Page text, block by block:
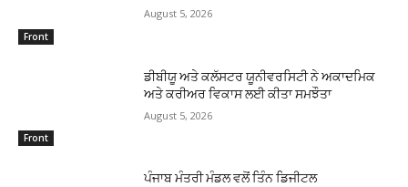
Front
August 5, 2026
Front
ਡੀਬੀਯੂ ਅਤੇ ਕਲੱਸਟਰ ਯੂਨੀਵਰਸਿਟੀ ਨੇ ਅਕਾਦਮਿਕ
ਅਤੇ ਕਰੀਅਰ ਵਿਕਾਸ ਲਈ ਕੀਤਾ ਸਮਝੌਤਾ
August 5, 2026
ਪੰਜਾਬ ਮੰਤਰੀ ਮੰਡਲ ਵਲੋਂ ਤਿੰਨ ਡਿਜੀਟਲ